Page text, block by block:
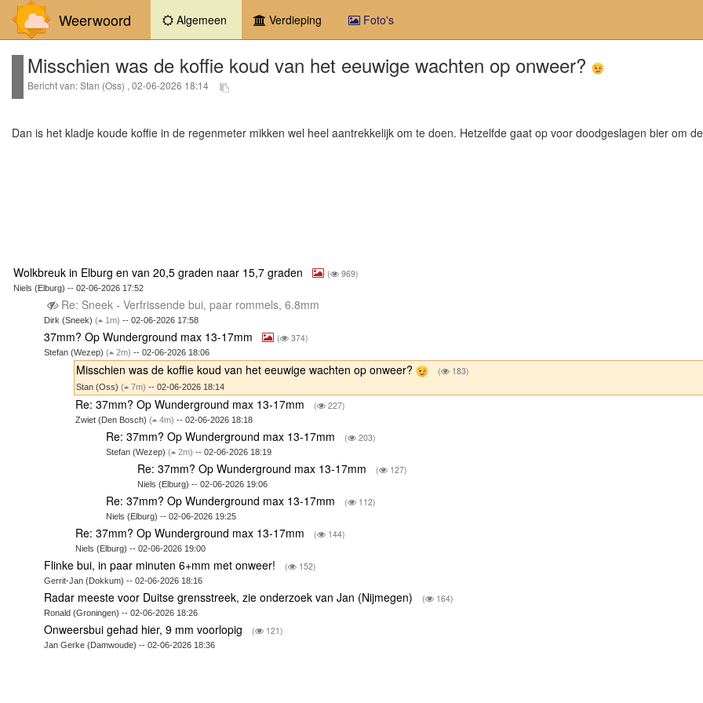
Weerwoord Algemeen (current)Verdieping Foto's
Misschien was de koffie koud van het eeuwige wachten op onweer?
Bericht van: Stan (Oss) , 02-06-2026 18:14
Dan is het kladje koude koffie in de regenmeter mikken wel heel aantrekkelijk om te doen. Hetzelfde gaat op voor doodgeslagen bier om
Wolkbreuk in Elburg en van 20,5 graden naar 15,7 graden ( 969)
Niels (Elburg) -- 02-06-2026 17:52
Re: Sneek - Verfrissende bui, paar rommels, 6.8mm
Dirk (Sneek)( 1m) -- 02-06-2026 17:58
37mm? Op Wunderground max 13-17mm ( 374)
Stefan (Wezep)( 2m) -- 02-06-2026 18:06
Misschien was de koffie koud van het eeuwige wachten op onweer? ( 183)
Stan (Oss) ( 7m) -- 02-06-2026 18:14
Re: 37mm? Op Wunderground max 13-17mm ( 227)
Zwiet (Den Bosch) ( 4m) -- 02-06-2026 18:18
Re: 37mm? Op Wunderground max 13-17mm ( 203)
Stefan (Wezep)( 2m) -- 02-06-2026 18:19
Re: 37mm? Op Wunderground max 13-17mm ( 127)
Niels (Elburg) -- 02-06-2026 19:06
Re: 37mm? Op Wunderground max 13-17mm ( 112)
Niels (Elburg) -- 02-06-2026 19:25
Re: 37mm? Op Wunderground max 13-17mm ( 144)
Niels (Elburg) -- 02-06-2026 19:00
Flinke bui, in paar minuten 6+mm met onweer! ( 152)
Gerrit-Jan (Dokkum) -- 02-06-2026 18:16
Radar meeste voor Duitse grensstreek, zie onderzoek van Jan (Nijmegen) ( 164)
Ronald (Groningen) -- 02-06-2026 18:26
Onweersbui gehad hier, 9 mm voorlopig ( 121)
Jan Gerke (Damwoude) -- 02-06-2026 18:36